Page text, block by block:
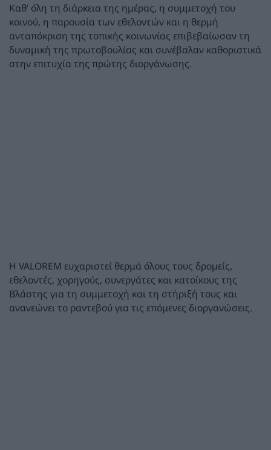
Καθ’ όλη τη διάρκεια της ημέρας, η συμμετοχή του
κοινού, η παρουσία των εθελοντών και η θερμή
ανταπόκριση της τοπικής κοινωνίας επιβεβαίωσαν τη
δυναμική της πρωτοβουλίας και συνέβαλαν καθοριστικά
στην επιτυχία της πρώτης διοργάνωσης.
Η VALOREM ευχαριστεί θερμά όλους τους δρομείς,
εθελοντές, χορηγούς, συνεργάτες και κατοίκους της
Βλάστης για τη συμμετοχή και τη στήριξή τους και
ανανεώνει το ραντεβού για τις επόμενες διοργανώσεις.